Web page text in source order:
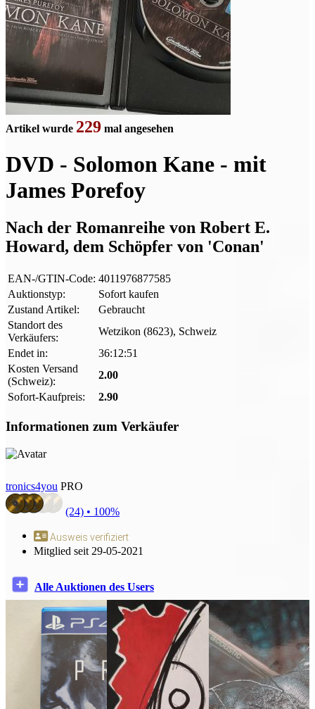
Artikel wurde 229 mal angesehen
DVD - Solomon Kane - mit
James Porefoy
Nach der Romanreihe von Robert E.
Howard, dem Schöpfer von 'Conan'
EAN-/GTIN-Code: 4011976877585
Auktionstyp:
Sofort kaufen
Zustand Artikel:
Gebraucht
Standort des
Verkäufers:
Wetzikon (8623), Schweiz
Endet in:
36:12:49
Kosten Versand
(Schweiz):
2.00
Sofort-Kaufpreis:
2.90
Informationen zum Verkäufer
tronics4you PRO
(24) • 100%
Ausweis verifiziert
Mitglied seit 29-05-2021
Alle Auktionen des Users